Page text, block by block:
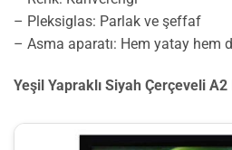
– Pleksiglas: Parlak ve şeffaf
– Asma aparatı: Hem yatay hem
Yeşil Yapraklı Siyah Çerçeveli